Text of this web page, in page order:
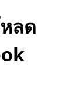
ลด